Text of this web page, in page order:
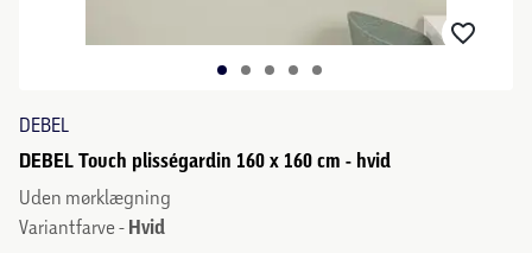
DEBEL
DEBEL Touch plisségardin 160 x 160 cm - hvid
Uden mørklægning
Variantfarve - Hvid